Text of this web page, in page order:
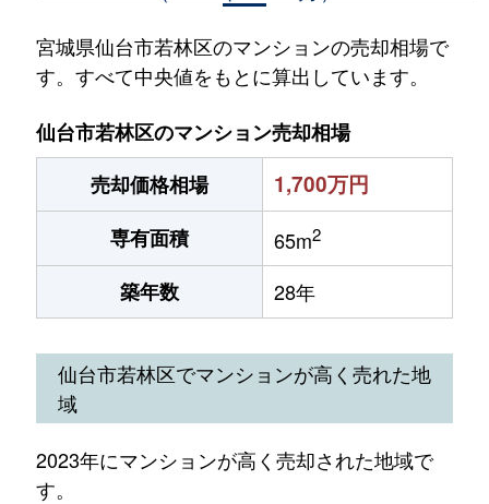
宮城県仙台市若林区のマンションの売却相場で
す。すべて中央値をもとに算出しています。
仙台市若林区のマンション売却相場
売却価格相場
1,700万円
専有面積 65m2
築年数 28年
仙台市若林区でマンションが高く売れた地
域
2023年にマンションが高く売却された地域で
す。